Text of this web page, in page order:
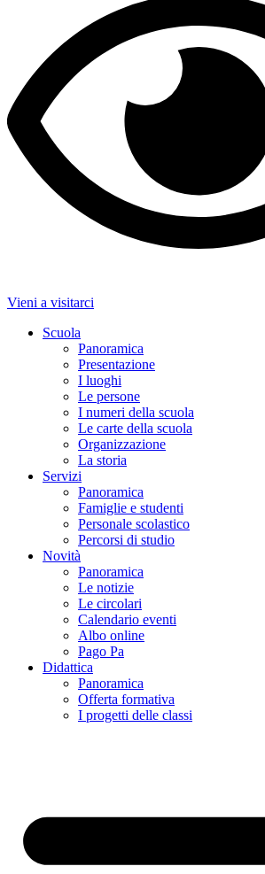
Vieni a visitarci
Scuola
Panoramica
Presentazione
I luoghi
Le persone
I numeri della scuola
Le carte della scuola
Organizzazione
La storia
Servizi
Panoramica
Famiglie e studenti
Personale scolastico
Percorsi di studio
Novità
Panoramica
Le notizie
Le circolari
Calendario eventi
Albo online
Pago Pa
Didattica
Panoramica
Offerta formativa
I progetti delle classi